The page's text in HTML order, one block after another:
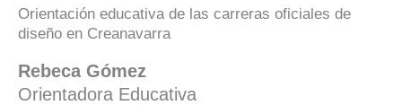
Orientación educativa de las carreras oficiales de
diseño en Creanavarra
Rebeca Gómez
Orientadora Educativa